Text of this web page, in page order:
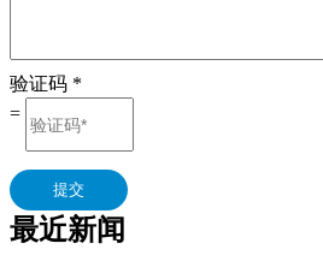
验证码 *
=
提交
最近新闻